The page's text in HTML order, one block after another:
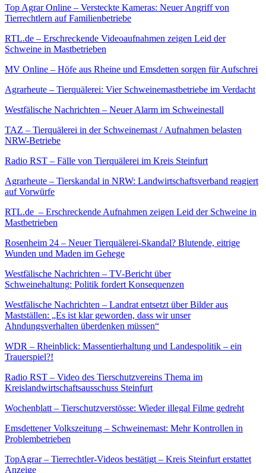
Top Agrar Online – Versteckte Kameras: Neuer Angriff von
Tierrechtlern auf Familienbetriebe
RTL.de – Erschreckende Videoaufnahmen zeigen Leid der
Schweine in Mastbetrieben
MV Online – Höfe aus Rheine und Emsdetten sorgen für Aufschrei
Agrarheute – Tierquälerei: Vier Schweinemastbetriebe im Verdacht
Westfälische Nachrichten – Neuer Alarm im Schweinestall
TAZ – Tierquälerei in der Schweinemast / Aufnahmen belasten
NRW-Betriebe
Radio RST – Fälle von Tierquälerei im Kreis Steinfurt
Agrarheute – Tierskandal in NRW: Landwirtschaftsverband reagiert
auf Vorwürfe
RTL.de – Erschreckende Aufnahmen zeigen Leid der Schweine in
Mastbetrieben
Rosenheim 24 – Neuer Tierquälerei-Skandal? Blutende, eitrige
Wunden und Maden im Gehege
Westfälische Nachrichten – TV-Bericht über
Schweinehaltung: Politik fordert Konsequenzen
Westfälische Nachrichten – Landrat entsetzt über Bilder aus
Mastställen: „Es ist klar geworden, dass wir unser
Ahndungsverhalten überdenken müssen“
WDR – Rheinblick: Massentierhaltung und Landespolitik – ein
Trauerspiel?!
Radio RST – Video des Tierschutzvereins Thema im
Kreislandwirtschaftsausschuss Steinfurt
Wochenblatt – Tierschutzverstösse: Wieder illegal Filme gedreht
Emsdettener Volkszeitung – Schweinemast: Mehr Kontrollen in
Problembetrieben
TopAgrar – Tierrechtler-Videos bestätigt – Kreis Steinfurt erstattet
Anzeige